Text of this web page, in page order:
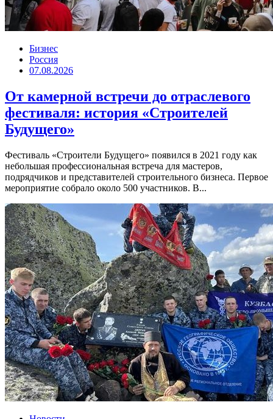
Бизнес
Россия
07.08.2026
От камерной встречи до отраслевого
фестиваля: история «Строителей
Будущего»
Фестиваль «Строители Будущего» появился в 2021 году как
небольшая профессиональная встреча для мастеров,
подрядчиков и представителей строительного бизнеса. Первое
мероприятие собрало около 500 участников. В...